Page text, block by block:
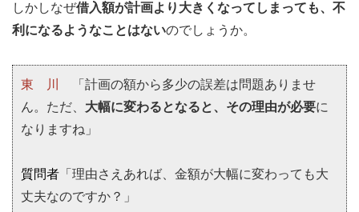
しかしなぜ借入額が計画より大きくなってしまっても、不
利になるようなことはないのでしょうか。
東 川
「計画の額から多少の誤差は問題ありませ
ん。ただ、 大幅に変わるとなると、その理由が必要に
なりますね」
質問者 「理由さえあれば、金額が大幅に変わっても大
丈夫なのですか？」